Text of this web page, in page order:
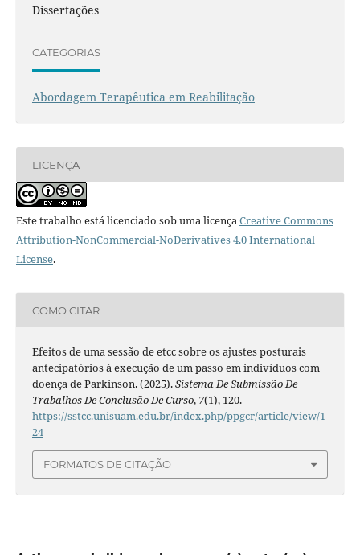
Dissertações
CATEGORIAS
Abordagem Terapêutica em Reabilitação
LICENÇA
Este trabalho está licenciado sob uma licençaCreative Commons
Attribution-NonCommercial-NoDerivatives 4.0 International
License.
COMO CITAR
Efeitos de uma sessão de etcc sobre os ajustes posturais
antecipatórios à execução de um passo em indivíduos com
doença de Parkinson. (2025).Sistema De Submissão De
Trabalhos De Conclusão De Curso, 7(1), 120.
https://sstcc.unisuam.edu.br/index.php/ppgcr/article/view/1
24
FORMATOS DE CITAÇÃO